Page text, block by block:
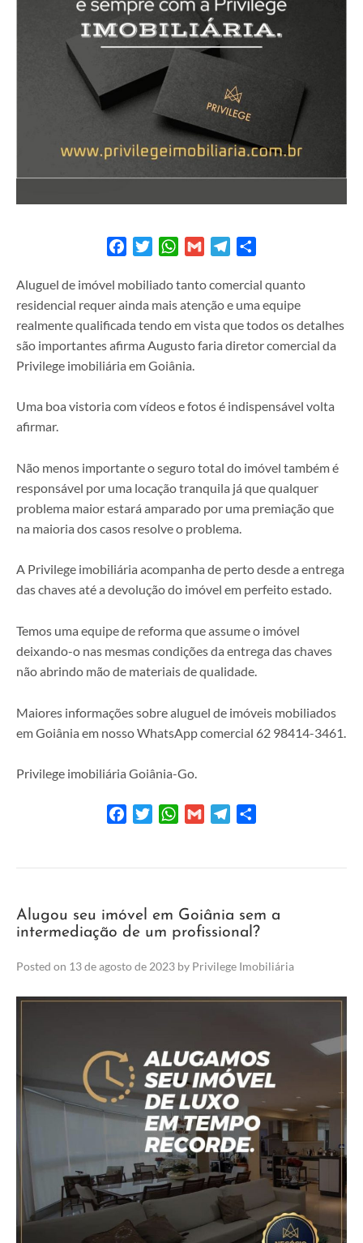
FacebookTwitterWhatsApp
Gmail Telegram
Aluguel de imóvel mobiliado tanto comercial quanto
residencial requer ainda mais atenção e uma equipe
realmente qualificada tendo em vista que todos os detalhes
são importantes afirma Augusto faria diretor comercial da
Privilege imobiliária em Goiânia.
Uma boa vistoria com vídeos e fotos é indispensável volta
afirmar.
Não menos importante o seguro total do imóvel também é
responsável por uma locação tranquila já que qualquer
problema maior estará amparado por uma premiação que
na maioria dos casos resolve o problema.
A Privilege imobiliária acompanha de perto desde a entrega
das chaves até a devolução do imóvel em perfeito estado.
Temos uma equipe de reforma que assume o imóvel
deixando-o nas mesmas condições da entrega das chaves
não abrindo mão de materiais de qualidade.
Maiores informações sobre aluguel de imóveis mobiliados
em Goiânia em nosso WhatsApp comercial 62 98414-3461.
Privilege imobiliária Goiânia-Go.
FacebookTwitterWhatsApp
Gmail Telegram
Alugou seu imóvel em Goiânia sem a
intermediação de um profissional?
Posted on 13 de agosto de 2023 by Privilege Imobiliária